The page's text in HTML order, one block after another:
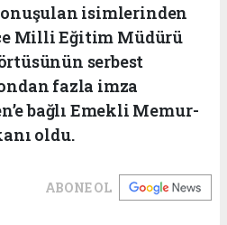
isimlerinden
Milli Eğitim Müdürü
serbest
fazla imza
bağlı Emekli Memur-
oldu.
ABONE OL